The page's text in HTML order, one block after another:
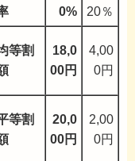
0%
20％
等割
18,0
00円
4,00
0円
等割
20,0
00円
2,00
0円